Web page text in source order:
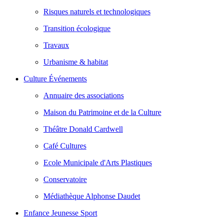
Risques naturels et technologiques
Transition écologique
Travaux
Urbanisme & habitat
Culture Événements
Annuaire des associations
Maison du Patrimoine et de la Culture
Théâtre Donald Cardwell
Café Cultures
Ecole Municipale d'Arts Plastiques
Conservatoire
Médiathèque Alphonse Daudet
Enfance Jeunesse Sport